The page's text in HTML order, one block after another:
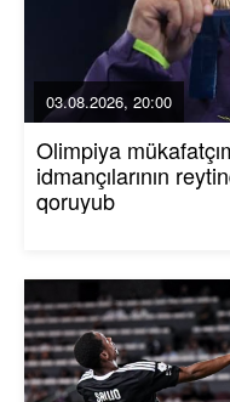
03.08.2026, 20:00
Olimpiya
idmançılarının
qoruyub